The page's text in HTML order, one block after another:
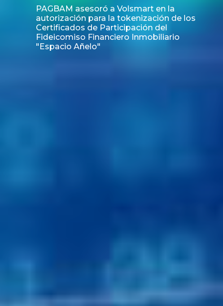
PAGBAM asesoró a Volsmart en la
autorización para la tokenización de los
Certificados de Participación del
Fideicomiso Financiero Inmobiliario
"Espacio Añelo"